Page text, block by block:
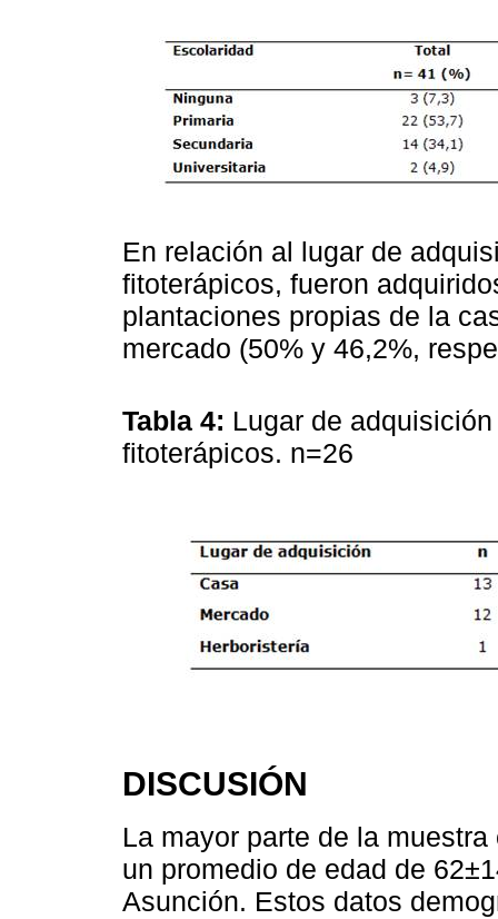
En relación al lugar de
fitoterápicos, fueron
plantaciones propias de la
mercado (50% y 46,2%,
Tabla 4: Lugar de
fitoterápicos. n=26
DISCUSIÓN
La mayor parte de la
un promedio de edad de
Asunción. Estos datos